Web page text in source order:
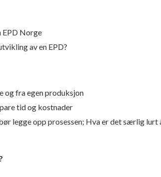
EPD Norge
av en EPD?
og fra egen produksjon
tid og kostnader
legge opp prosessen; Hva er det særlig lurt